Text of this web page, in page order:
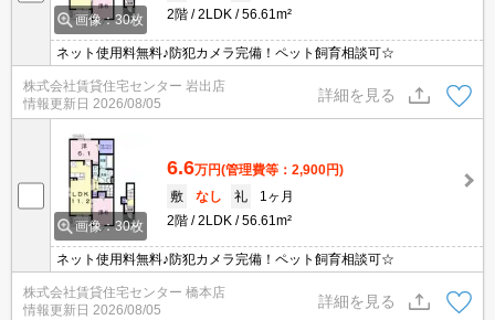
画像：30枚
2階
2LDK 56.61m²
ネット使用料無料♪防犯カメラ完備！ペット飼育相談可☆
株式会社賃貸住宅センター 岩出店
情報更新日 2026/08/05
詳細を見る
画像：30枚
6.6万円(管理費等：2,900円)
敷
なし 礼
1ヶ月
2階
2LDK 56.61m²
ネット使用料無料♪防犯カメラ完備！ペット飼育相談可☆
株式会社賃貸住宅センター 橋本店
情報更新日 2026/08/05
詳細を見る